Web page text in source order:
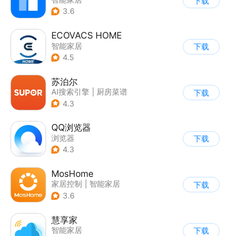
3.6
ECOVACS HOME
智能家居
4.5
下载
苏泊尔
AI搜索引擎
厨房菜谱
| 智能家居
4.3
下载
QQ浏览器
浏览器
4.3
下载
MosHome
家居控制
智能家居
3.6
下载
慧享家
智能家居
下载